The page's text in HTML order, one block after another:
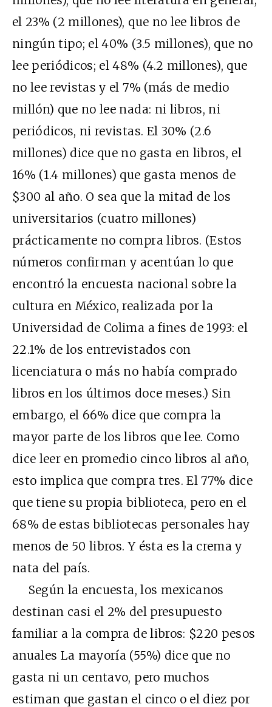
el 23% (2 millones), que no lee libros de
ningún tipo; el 40% (3.5 millones), que no
lee periódicos; el 48% (4.2 millones), que
no lee revistas y el 7% (más de medio
millón) que no lee nada: ni libros, ni
periódicos, ni revistas. El 30% (2.6
millones) dice que no gasta en libros, el
16% (1.4 millones) que gasta menos de
$300 al año. O sea que la mitad de los
universitarios (cuatro millones)
prácticamente no compra libros. (Estos
números confirman y acentúan lo que
encontró la encuesta nacional sobre la
cultura en México, realizada por la
Universidad de Colima a fines de 1993: el
22.1% de los entrevistados con
licenciatura o más no había comprado
libros en los últimos doce meses.) Sin
embargo, el 66% dice que compra la
mayor parte de los libros que lee. Como
dice leer en promedio cinco libros al año,
esto implica que compra tres. El 77% dice
que tiene su propia biblioteca, pero en el
68% de estas bibliotecas personales hay
menos de 50 libros. Y ésta es la crema y
nata del país.
Según la encuesta, los mexicanos
destinan casi el 2% del presupuesto
familiar a la compra de libros: $220 pesos
anuales La mayoría (55%) dice que no
gasta ni un centavo, pero muchos
estiman que gastan el cinco o el diez por